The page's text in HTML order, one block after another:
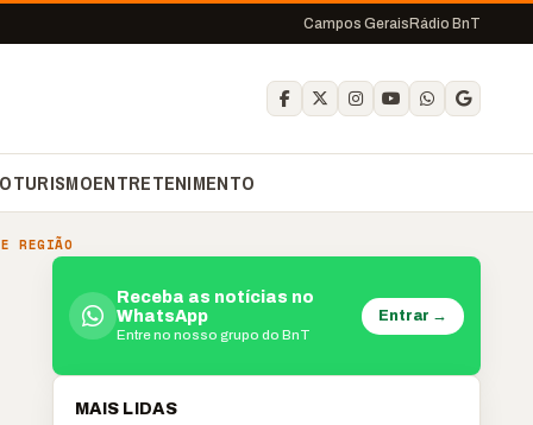
Campos Gerais Rádio BnT
TURISMOENTRETENIMENTO
REGIÃO
Receba as notícias no
WhatsApp
Entre no nosso grupo do BnT
Entrar →
MAIS LIDAS